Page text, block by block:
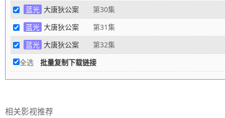
蓝光 大唐狄公案 第30集
蓝光 大唐狄公案 第31集
蓝光 大唐狄公案 第32集
全选
批量复制下载链接
相关影视推荐